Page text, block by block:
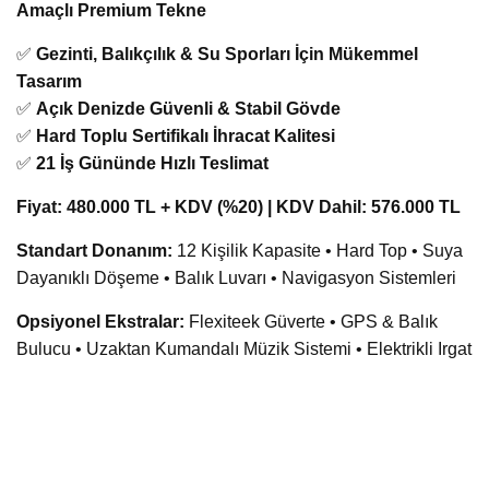
Amaçlı Premium Tekne
✅ Gezinti, Balıkçılık & Su Sporları İçin Mükemmel
Tasarım
✅ Açık Denizde Güvenli & Stabil Gövde
✅ Hard Toplu Sertifikalı İhracat Kalitesi
✅ 21 İş Gününde Hızlı Teslimat
Fiyat: 480.000 TL + KDV (%20) | KDV Dahil: 576.000 TL
Standart Donanım: 12 Kişilik Kapasite • Hard Top • Suya
Dayanıklı Döşeme • Balık Luvarı • Navigasyon Sistemleri
Opsiyonel Ekstralar: Flexiteek Güverte • GPS & Balık
Bulucu • Uzaktan Kumandalı Müzik Sistemi • Elektrikli Irgat